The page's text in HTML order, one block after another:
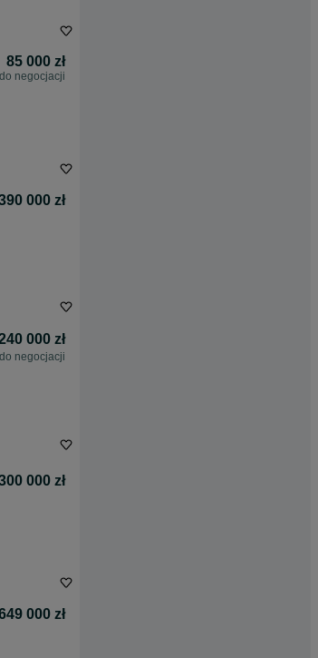
85 000 zł
do negocjacji
000 zł
000 zł
do negocjacji
000 zł
000 zł